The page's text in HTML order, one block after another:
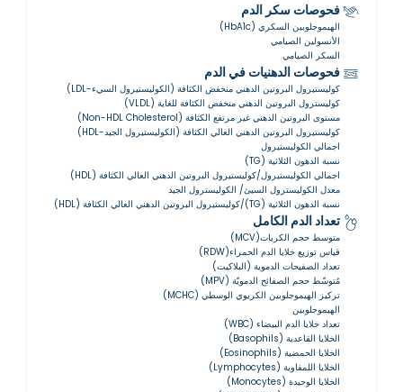
فحوصات سكر الدم
الهيموجلوبين السكري (HbA1c)
الأنسولين الصيامي
السكر الصيامي
فحوصات الدهنيات في الدم
كوليستيرول البروتين الدهني منخفض الكثافة (الكوليستيرول السيء-LDL)
كوليسترول البروتين الدهني منخفض الكثافة للغاية (VLDL)
مستوى البروتين الدهني غير مرتفع الكثافة (Non-HDL Cholesterol)
كوليستيرول البروتين الدهني العالي الكثافة (الكوليستيرول الجيد-HDL)
اجمالي الكوليستيرول
نسبة الدهون الثلاثية (TG)
اجمالي الكوليستيرول/كوليستيرول البروتين الدهني العالي الكثافة (HDL)
معدل الكوليسترول السيئ/ الكوليسترول الجيد
نسبة الدهون الثلاثية (TG)/كوليستيرول البروتين الدهني العالي الكثافة (HDL)
تعداد الدم الكامل
متوسط حجم الكريات(MCV)
قياس توزيع خلايا الدم الحمراء(RDW)
تعداد الصفيحات الدموية (البلاكيت)
مُتوسّط ​​حجم الصفائح الدمويّة (MPV)
تركيز الهيموجلوبين الكريوي الوسطي (MCHC)
الهيموجلوبين
تعداد خلايا الدم البيضاء (WBC)
الخلايا القاعدية (Basophils)
الخلايا الحمضية (Eosinophils)
الخلايا اللمفاوية (Lymphocytes)
الخلايا الوحيدة (Monocytes)